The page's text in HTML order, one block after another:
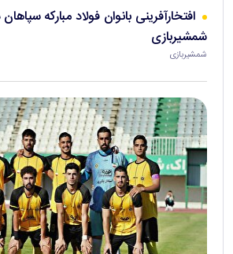
افتخارآفرینی بانوان فولاد مبارکه
شمشیربازی
شمشیربازی